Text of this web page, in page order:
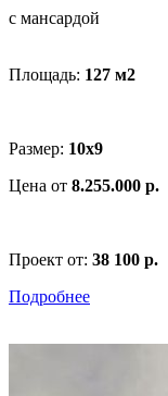
с мансардой
Площадь: 127 м2
Размер: 10х9
Цена от 8.255.000 р.
Проект от: 38 100 р.
Подробнее